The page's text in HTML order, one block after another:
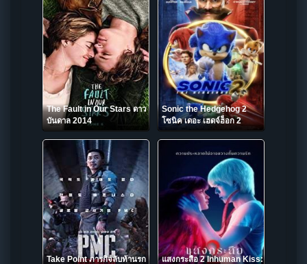
The Fault in Our Stars ดาว
บันดาล 2014
Sonic the Hedgehog 2
โซนิค เดอะ เฮดจ์ฮ็อก 2
(2022)
Take Point ภารกิจลับท้านรก แสงกระสือ 2 Inhuman Kiss: